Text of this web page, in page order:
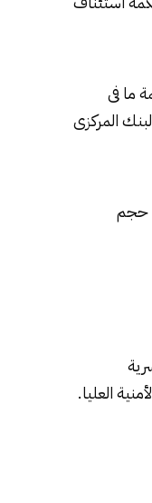
ما فى
المركزى
حجم
العليا.